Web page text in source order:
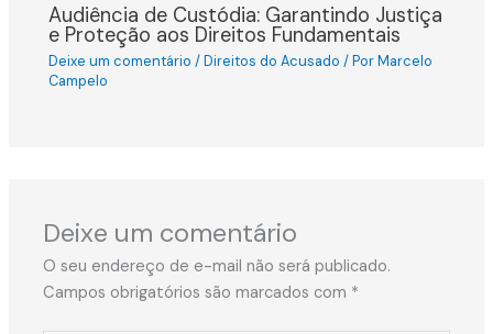
Audiência de Custódia: Garantindo Justiça
e Proteção aos Direitos Fundamentais
Deixe um comentário /Direitos do Acusado / PorMarcelo
Campelo
Deixe um comentário
O seu endereço de e-mail não será publicado.
Campos obrigatórios são marcados com *